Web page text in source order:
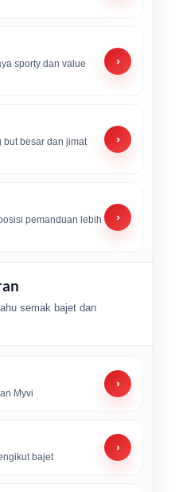
sporty dan value
›
besar dan jimat
›
pemanduan lebih
›
semak bajet dan
Myvi
›
bajet
›